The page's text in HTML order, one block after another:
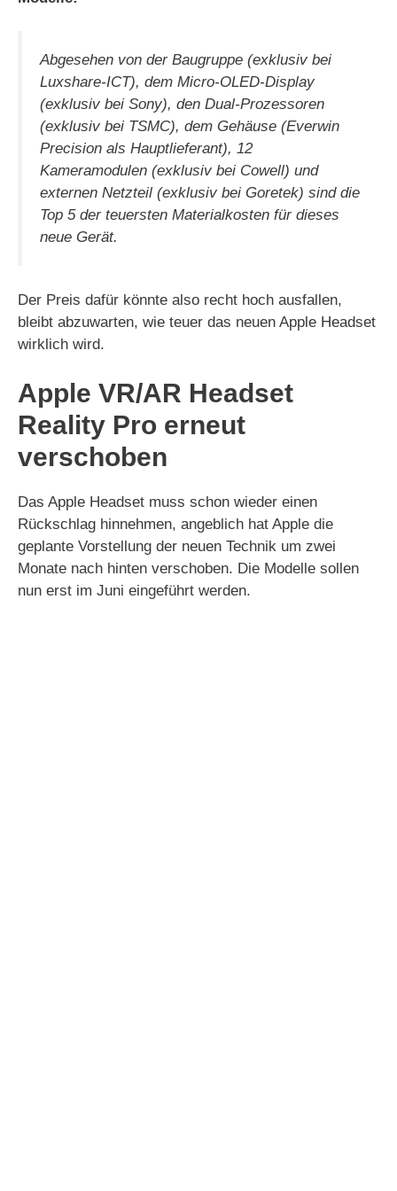
Abgesehen von der Baugruppe (exklusiv bei
Luxshare-ICT), dem Micro-OLED-Display
(exklusiv bei Sony), den Dual-Prozessoren
(exklusiv bei TSMC), dem Gehäuse (Everwin
Precision als Hauptlieferant), 12
Kameramodulen (exklusiv bei Cowell) und
externen Netzteil (exklusiv bei Goretek) sind die
Top 5 der teuersten Materialkosten für dieses
neue Gerät.
Der Preis dafür könnte also recht hoch ausfallen,
bleibt abzuwarten, wie teuer das neuen Apple Headset
wirklich wird.
Apple VR/AR Headset
Reality Pro erneut
verschoben
Das Apple Headset muss schon wieder einen
Rückschlag hinnehmen, angeblich hat Apple die
geplante Vorstellung der neuen Technik um zwei
Monate nach hinten verschoben. Die Modelle sollen
nun erst im Juni eingeführt werden.